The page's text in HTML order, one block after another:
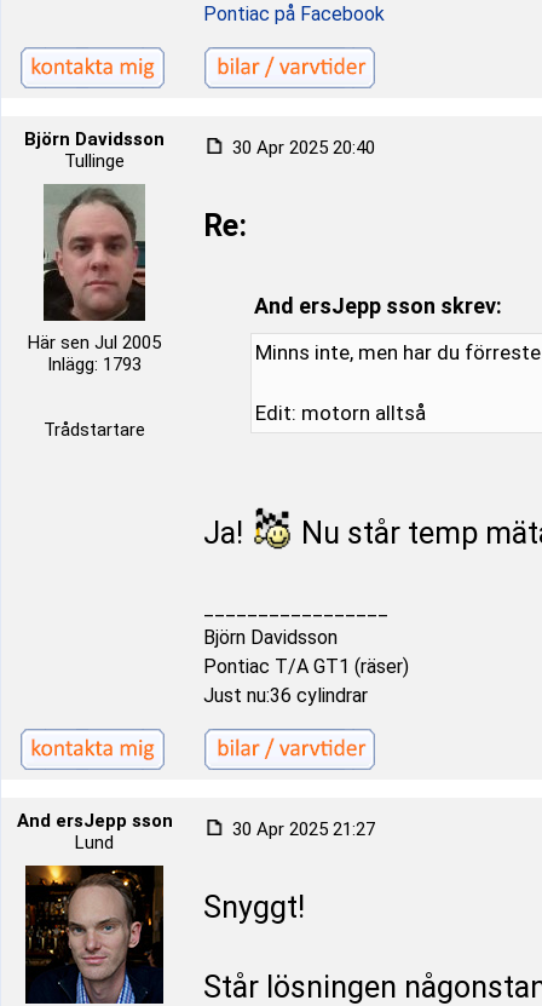
Pontiac på Facebook
Björn Davidsson
Tullinge
Här sen Jul 2005
Inlägg: 1793
Trådstartare
30 Apr 2025 20:40
Re:
And ersJepp sson skrev:
Minns inte, men har du
Edit: motorn alltså
Ja! Nu står temp
Björn Davidsson
Pontiac T/A GT1 (räser)
Just nu:36 cylindrar
And ersJepp sson
Lund
30 Apr 2025 21:27
Snyggt!
Står lösningen